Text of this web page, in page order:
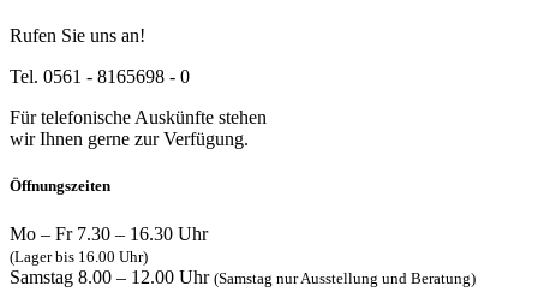
Rufen Sie uns an!
Tel. 0561 - 8165698 - 0
Für telefonische Auskünfte stehen
wir Ihnen gerne zur Verfügung.
Öffnungszeiten
Mo – Fr 7.30 – 16.30 Uhr
(Lager bis 16.00 Uhr)
Samstag 8.00 – 12.00 Uhr (Samstag nur Ausstellung und Beratung)